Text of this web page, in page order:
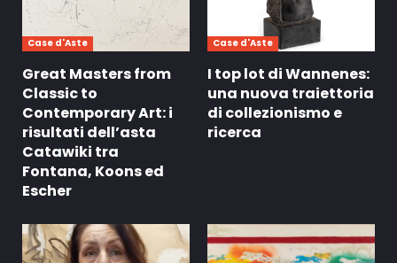
Case d'Aste
Great Masters from
Classic to
Contemporary Art: i
risultati dell’asta
Catawiki tra
Fontana, Koons ed
Escher
Case d'Aste
I top lot di Wannenes:
una nuova traiettoria
di collezionismo e
ricerca